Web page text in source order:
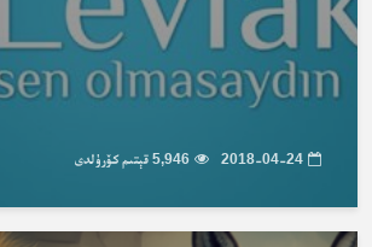
2018-04-24 5,946 قېتىم كۆرۈلدى